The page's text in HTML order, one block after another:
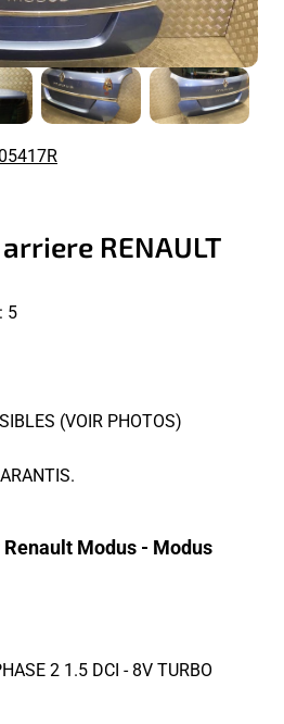
RENAULT
5
(VOIR PHOTOS)
Modus - Modus
2 1.5 DCI - 8V TURBO